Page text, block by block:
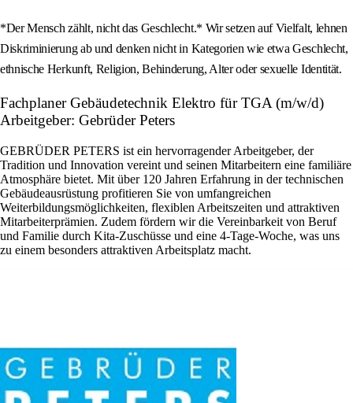
*Der Mensch zählt, nicht das Geschlecht.* Wir setzen auf Vielfalt, lehnen
Diskriminierung ab und denken nicht in Kategorien wie etwa Geschlecht,
ethnische Herkunft, Religion, Behinderung, Alter oder sexuelle Identität.
Fachplaner Gebäudetechnik Elektro für TGA (m/w/d)
Arbeitgeber: Gebrüder Peters
GEBRÜDER PETERS ist ein hervorragender Arbeitgeber, der
Tradition und Innovation vereint und seinen Mitarbeitern eine familiäre
Atmosphäre bietet. Mit über 120 Jahren Erfahrung in der technischen
Gebäudeausrüstung profitieren Sie von umfangreichen
Weiterbildungsmöglichkeiten, flexiblen Arbeitszeiten und attraktiven
Mitarbeiterprämien. Zudem fördern wir die Vereinbarkeit von Beruf
und Familie durch Kita-Zuschüsse und eine 4-Tage-Woche, was uns
zu einem besonders attraktiven Arbeitsplatz macht.